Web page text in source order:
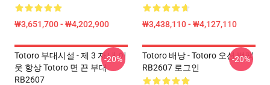
₩3,651,700 - ₩4,202,900 ₩3,438,110 - ₩4,127,110
Totoro 부대시설 - 제 3 자 내 이
웃 항상 Totoro 면 끈 부대
RB2607
-20%
Totoro 배낭 - Totoro 오션 백팩
RB2607 로그인
-20%